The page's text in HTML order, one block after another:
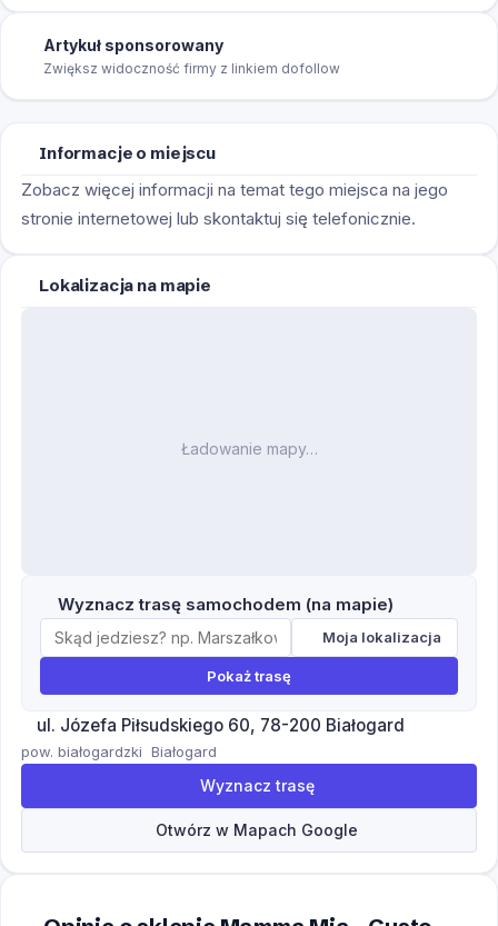
Artykuł sponsorowany
Zwiększ widoczność firmy z linkiem dofollow
Informacje o miejscu
Zobacz więcej informacji na temat tego miejsca na jego
stronie internetowej lub skontaktuj się telefonicznie.
Lokalizacja na mapie
Ładowanie mapy…
Wyznacz trasę samochodem (na mapie)
Moja lokalizacja
Pokaż trasę
ul. Józefa Piłsudskiego 60, 78-200 Białogard
pow. białogardzki Białogard
Wyznacz trasę
Otwórz w Mapach Google